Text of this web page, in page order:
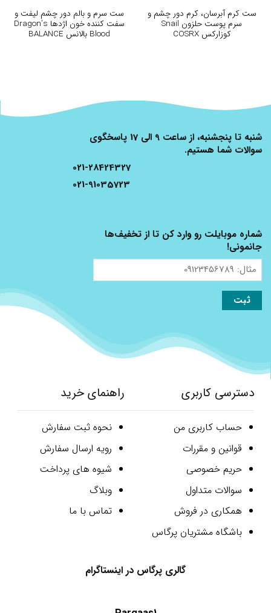
ست کرم آبرسان، کرم دور چشم و
سرم پوست حلزون Snail
کوزارکس COSRX
ست سرم و بالم دور چشم لیفت و
سفت کننده خون اژدها Dragon’s
Blood بالانس BALANCE
شنبه تا پنجشنبه، از ساعت 9 الی 17 پاسخگوی
سوالات شما هستیم.
021-28424327
021-91035723
شماره موبایلت رو وارد کن تا از تخفیف‌ها
جانمونی!
مثال:
09123456789
دسترسی کاربری
حساب کاربری من
قوانین و مقررات
حریم خصوصی
سوالات متداول
همکاری در فروش
باشگاه مشتریان پرگاس
راهنمای خرید
نحوه ثبت سفارش
رویه ارسال سفارش
شیوه های پرداخت
وبلاگ
تماس با ما
گالری پرگاس در اینستاگرام